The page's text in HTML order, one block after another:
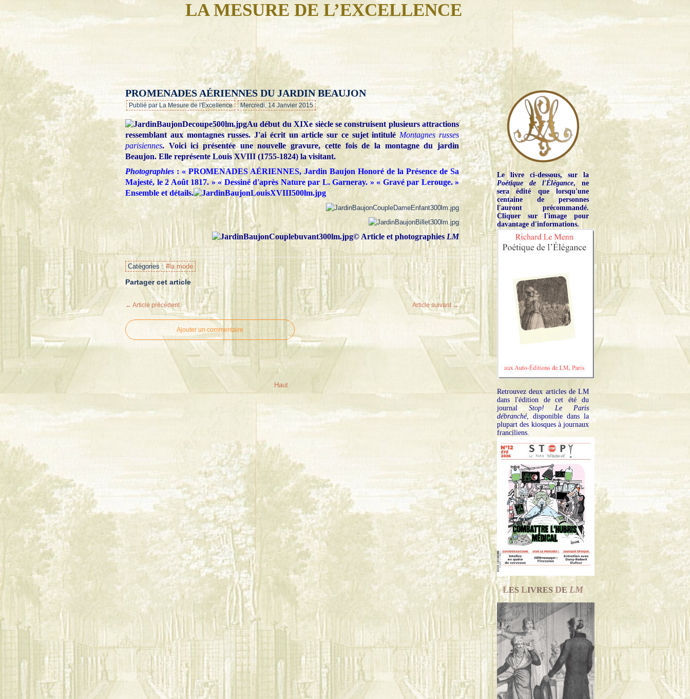
LA MESURE DE L’EXCELLENCE
…
PROMENADES AÉRIENNES DU JARDIN BEAUJON
Publié par La Mesure de l'Excellence Mercredi, 14 Janvier 2015
Au début du XIXe siècle se construisent plusieurs attractions
ressemblant aux montagnes russes. J'ai écrit un article sur ce sujet intitulé Montagnes russes
parisiennes. Voici ici présentée une nouvelle gravure, cette fois de la montagne du jardin
Beaujon. Elle représente Louis XVIII (1755-1824) la visitant.
Photographies: « PROMENADES AÉRIENNES, Jardin Baujon Honoré de la Présence de Sa
Majesté, le 2 Août 1817. » « Dessiné d'après Nature par L. Garneray. » « Gravé par Lerouge. »
Ensemble et détails.
© Article et photographies LM
Catégories : #la mode
Partager cet article
← Article précédent Article suivant →
Ajouter un commentaire
Haut
Le livre ci-dessous, sur la
Poétique de l'Élégance, ne
sera édité que lorsqu'une
centaine de personnes
l'auront précommandé.
Cliquer sur l'image pour
davantage d'informations.
Retrouvez deux articles de LM
dans l'édition de cet été du
journal Stop! Le Paris
débranché, disponible dans la
plupart des kiosques à journaux
franciliens.
LES LIVRESDE LM